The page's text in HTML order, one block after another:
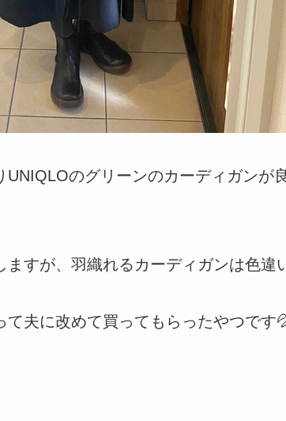
のグリーンのカーディガンが
すが、羽織れるカーディガンは色違
夫に改めて買ってもらったやつです